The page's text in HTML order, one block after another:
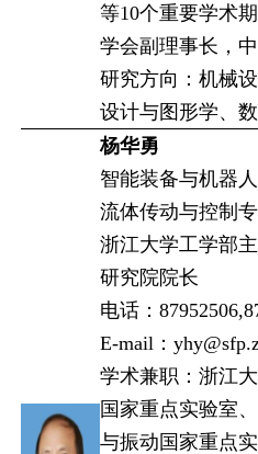
等10个重要学术
学会副理事长，
研究方向：机械
设计与图形学、
杨华勇
智能装备与机器
流体传动与控制
浙江大学工学部
研究院院长
电话：
E-mail：
学术兼职：浙江
国家重点实验室
与振动国家重点